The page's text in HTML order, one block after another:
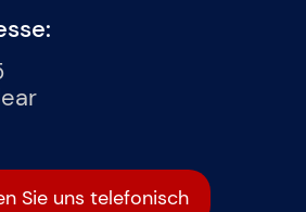
Sie uns telefonisch